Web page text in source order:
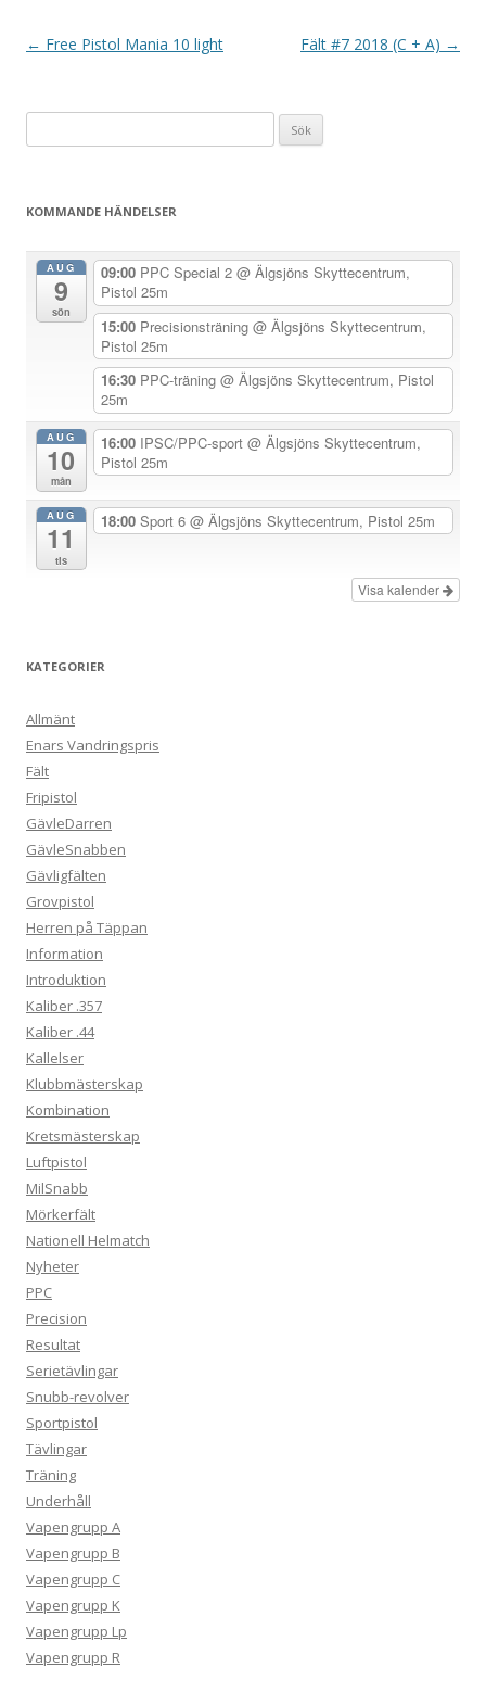
I
n
n
← Free Pistol Mania 10 light Fält #7 2018 (C + A) →
efter:
KOMMANDE HÄNDELSER
AUG
9
sön
09:00 PPC Special 2 @ Älgsjöns Skyttecentrum,
Pistol 25m
15:00 Precisionsträning @ Älgsjöns Skyttecentrum,
Pistol 25m
16:30 PPC-träning @ Älgsjöns Skyttecentrum, Pistol
25m
AUG
10
mån
16:00 IPSC/PPC-sport @ Älgsjöns Skyttecentrum,
Pistol 25m
AUG
11
tis
18:00 Sport 6 @ Älgsjöns Skyttecentrum, Pistol 25m
Visa kalender
KATEGORIER
Allmänt
Enars Vandringspris
Fält
Fripistol
GävleDarren
GävleSnabben
Gävligfälten
Grovpistol
Herren på Täppan
Information
Introduktion
Kaliber .357
Kaliber .44
Kallelser
Klubbmästerskap
Kombination
Kretsmästerskap
Luftpistol
MilSnabb
Mörkerfält
Nationell Helmatch
Nyheter
PPC
Precision
Resultat
Serietävlingar
Snubb-revolver
Sportpistol
Tävlingar
Träning
Underhåll
Vapengrupp A
Vapengrupp B
Vapengrupp C
Vapengrupp K
Vapengrupp Lp
Vapengrupp R